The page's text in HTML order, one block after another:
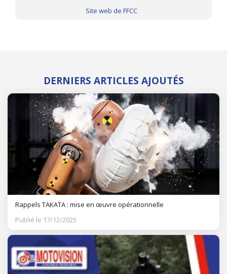
Site web de FFCC
DERNIERS ARTICLES AJOUTÉS
Rappels TAKATA : mise en œuvre opérationnelle
Publié le 17/12/2025